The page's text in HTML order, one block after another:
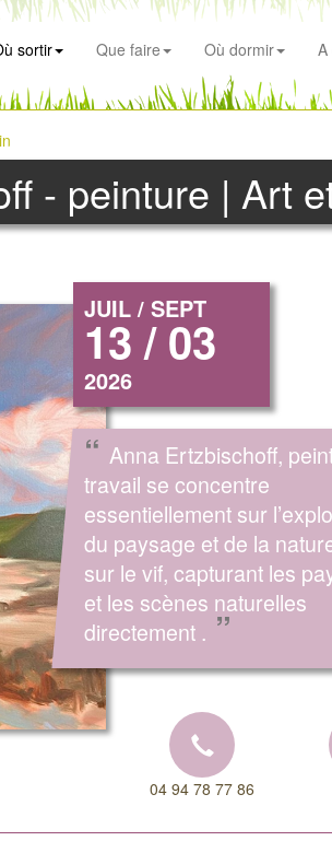
sortir Que faire Où dormir A
- peinture | Art
JUIL / SEPT
13 / 03
2026
“ Anna Ertzbischoff,
travail se concentre
essentiellement sur
du paysage et de la
sur le vif, capturant les
et les scènes naturelles
directement . ”
04 94 78 77 86